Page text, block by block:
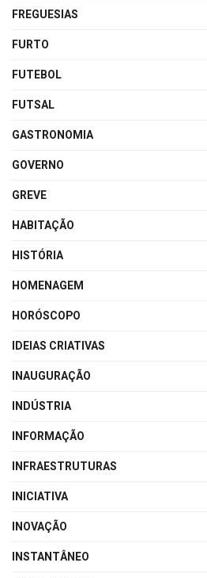
FREGUESIAS
FURTO
FUTEBOL
FUTSAL
GASTRONOMIA
GOVERNO
GREVE
HABITAÇÃO
HISTÓRIA
HOMENAGEM
HORÓSCOPO
IDEIAS CRIATIVAS
INAUGURAÇÃO
INDÚSTRIA
INFORMAÇÃO
INFRAESTRUTURAS
INICIATIVA
INOVAÇÃO
INSTANTÂNEO